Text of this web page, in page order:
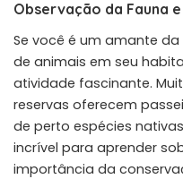
Observação da Fauna
Se você é um amante
de animais em seu
atividade fascinante.
reservas oferecem
de perto espécies
incrível para aprender
importância da